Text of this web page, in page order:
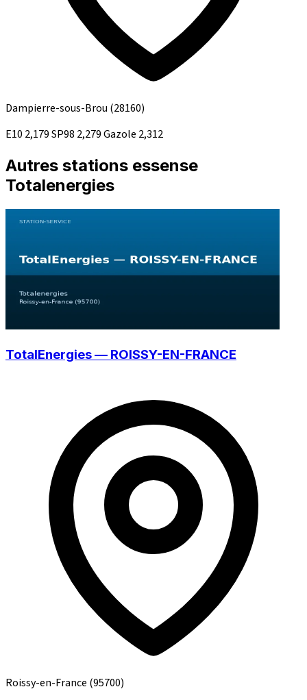
Dampierre-sous-Brou (28160)
E10 2,179SP98 2,279Gazole 2,312
Autres stations essense
Totalenergies
TotalEnergies — ROISSY-EN-FRANCE
Roissy-en-France (95700)